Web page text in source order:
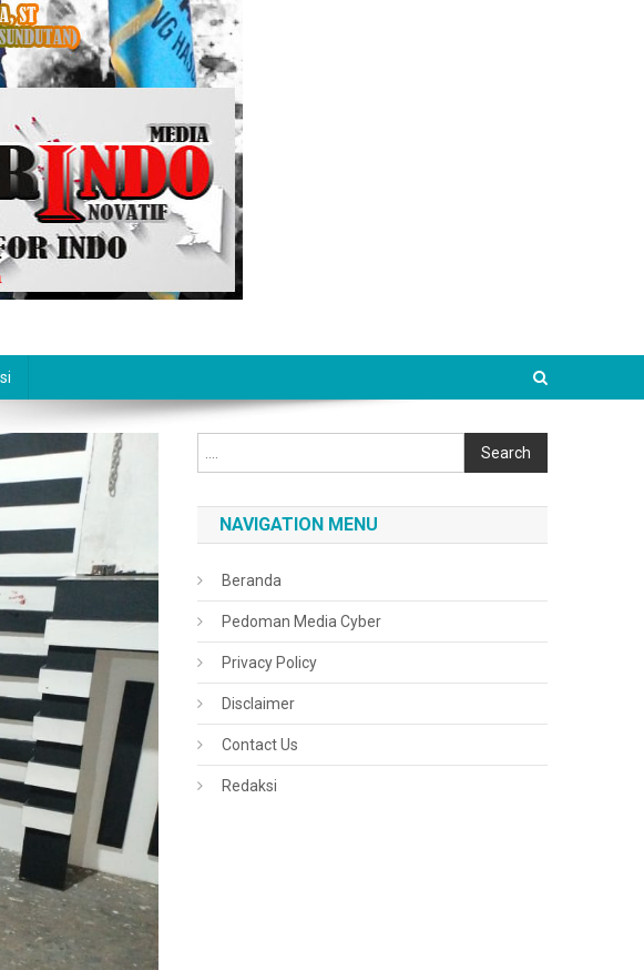
Search
NAVIGATION MENU
Beranda
Pedoman Media Cyber
Privacy Policy
Disclaimer
Contact Us
Redaksi